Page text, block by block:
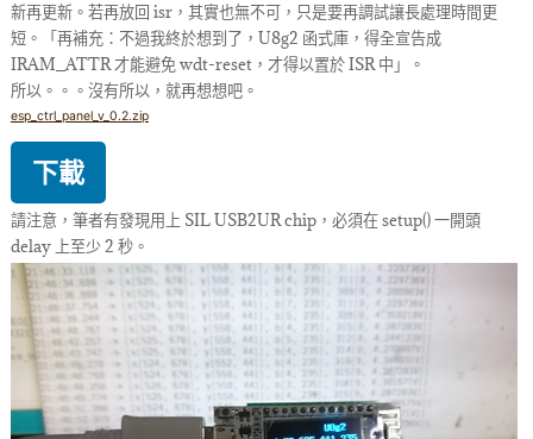
新再更新。若再放回 isr，其實也無不可，只是要再調試讓長處理時間更
短。「再補充：不過我終於想到了，U8g2 函式庫，得全宣告成
IRAM_ATTR 才能避免 wdt-reset，才得以置於 ISR 中」。
所以。。。沒有所以，就再想想吧。
esp_ctrl_panel_v_0.2.zip
下載
請注意，筆者有發現用上 SIL USB2UR chip，必須在 setup() 一開頭
delay 上至少 2 秒。